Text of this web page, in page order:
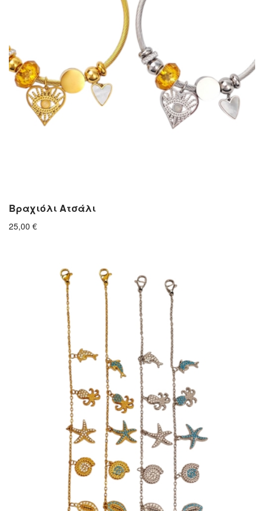
Βραχιόλι Ατσάλι
25,00 €